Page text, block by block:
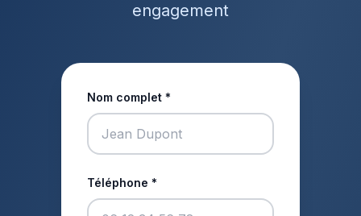
engagement
Nom complet *
Téléphone *